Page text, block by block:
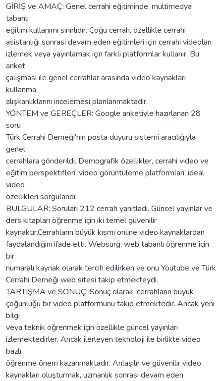
GİRİŞ ve AMAÇ: Genel cerrahi eğitiminde, multimedya
tabanlı
eğitim kullanımı sınırlıdır. Çoğu cerrah, özellikle cerrahi
asistanlığı sonrası devam eden eğitimleri için cerrahi videoları
izlemek veya yayınlamak için farklı platformlar kullanır. Bu
anket
çalışması ile genel cerrahlar arasında video kaynakları
kullanma
alışkanlıklarını incelemesi planlanmaktadır.
YÖNTEM ve GEREÇLER: Google anketiyle hazırlanan 28
soru
Türk Cerrahi Derneği'nin posta duyuru sistemi aracılığıyla
genel
cerrahlara gönderildi. Demografik özellikler, cerrahi video ve
eğitim perspektifleri, video görüntüleme platformları, ideal
video
özellikleri sorgulandı.
BULGULAR: Soruları 212 cerrah yanıtladı. Güncel yayınlar ve
ders kitapları öğrenme için iki temel güvenilir
kaynaktır.Cerrahların büyük kısmı online video kaynaklardan
faydalandığını ifade etti. Websurg, web tabanlı öğrenme için
bir
numaralı kaynak olarak tercih edilirken ve onu Youtube ve Türk
Cerrahi Derneği web sitesi takip etmekteydi.
TARTIŞMA ve SONUÇ: Sonuç olarak, cerrahların büyük
çoğunluğu bir video platformunu takip etmektedir. Ancak yeni
bilgi
veya teknik öğrenmek için özellikle güncel yayınları
izlemektedirler. Ancak ilerleyen teknoloji ile birlikte video
bazlı
öğrenme önem kazanmaktadır. Anlaşılır ve güvenilir video
kaynakları oluşturmak, uzmanlık sonrası devam eden